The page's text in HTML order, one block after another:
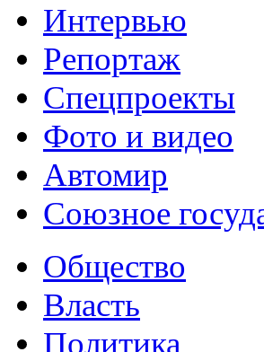
Интервью
Репортаж
Спецпроекты
Фото и видео
Автомир
Союзное
Общество
Власть
Политика